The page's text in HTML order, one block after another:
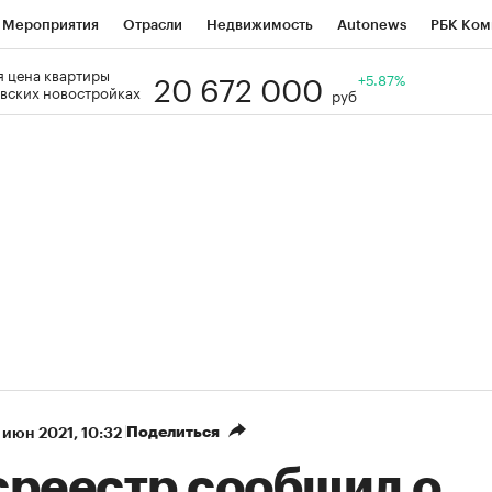
Мероприятия Отрасли Недвижимость Autonews РБК
Визионеры
цена квартиры
новостройках
20 672 000 руб
+5.87%
июн 2021, 10:32 Поделиться